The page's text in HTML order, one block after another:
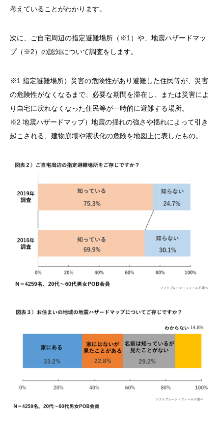
考えていることがわかります。
次に、ご自宅周辺の指定避難場所（※1）や、地震ハザードマッ
プ（※2）の認知について調査をします。
※1 指定避難場所）災害の危険性があり避難した住民等が、災害
の危険性がなくなるまで、必要な期間を滞在し、または災害によ
り自宅に戻れなくなった住民等が一時的に避難する場所。
※2 地震ハザードマップ）地震の揺れの強さや揺れによって引き
起こされる、建物崩壊や液状化の危険を地図上に表したもの。